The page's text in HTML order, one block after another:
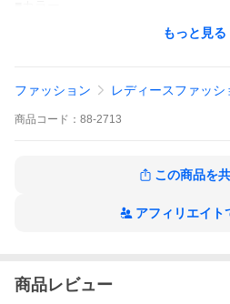
ンなどにもみえます）・本体：シャ
オールシーズン
結婚式 卒業式 謝恩会 入学式 卒園式
・合成皮革 ・ポリエステル100％（
・フォーマルシーンにふさわしい高
・角度によって色が変わって見える
状態
もっと見る
ファッション レディースファッシ
商品 コード： 88-2713
この商品を
アフィリエイト
商品レビュー